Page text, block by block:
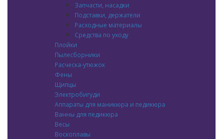
Запчасти, насадки
Подставки, держатели
Расходные материалы
Средства по уходу
Плойки
Пылесборники
Расческа-утюжок
Фены
Щипцы
Электробигуди
Аппараты для маникюра и педикюра
Ванны для педикюра
Весы
Воскоплавы